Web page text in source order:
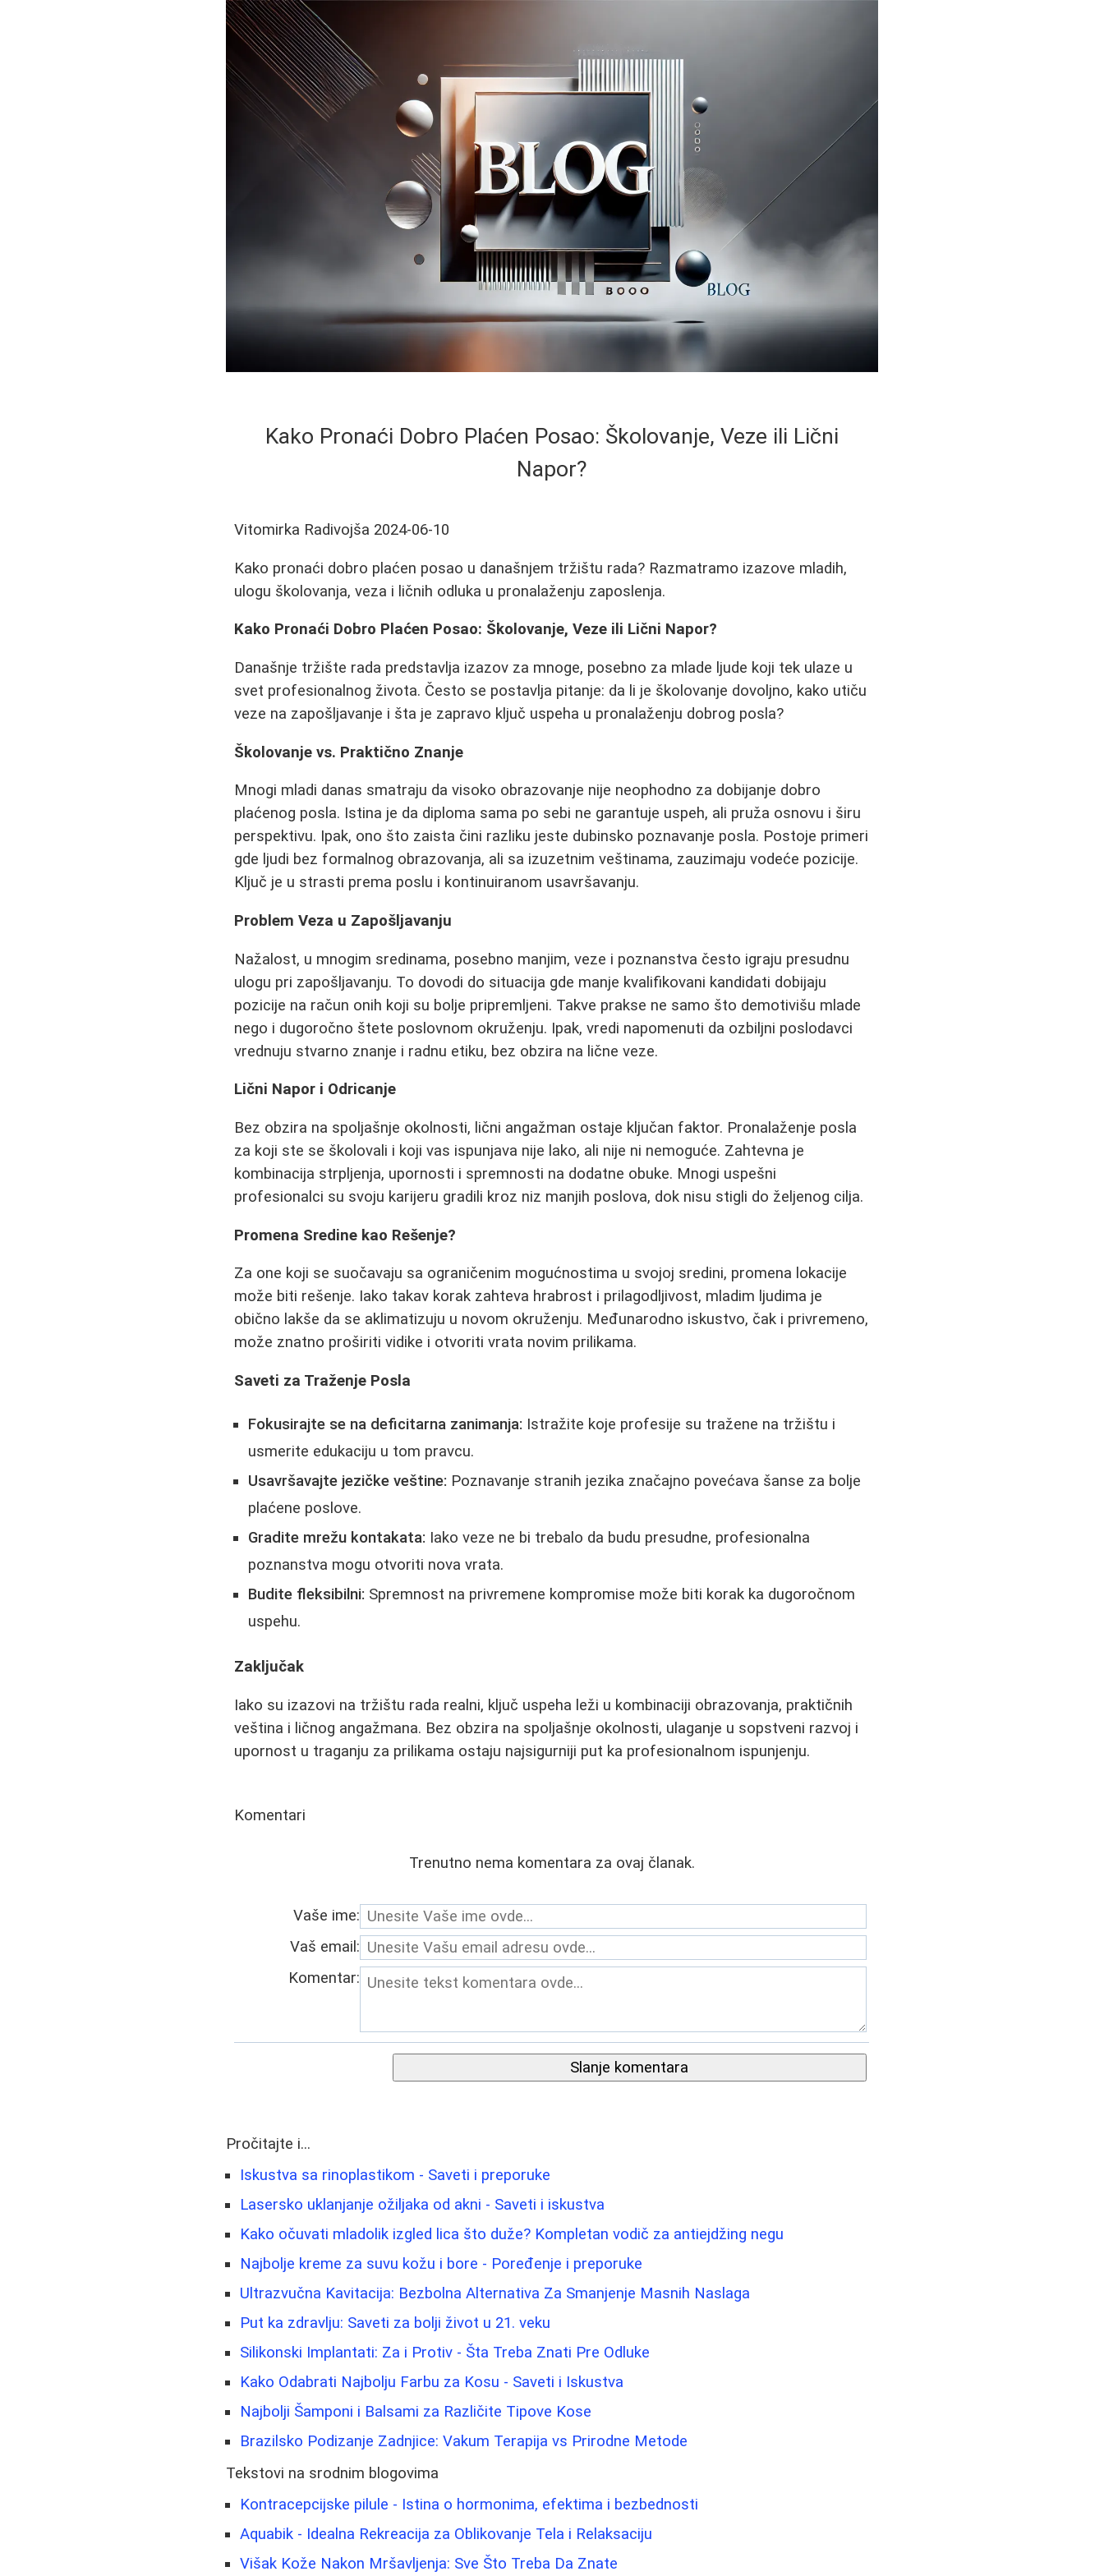
Kako Pronaći Dobro Plaćen Posao: Školovanje, Veze ili Lični
Napor?
Vitomirka Radivojša 2024-06-10
Kako pronaći dobro plaćen posao u današnjem tržištu rada? Razmatramo izazove mladih,
ulogu školovanja, veza i ličnih odluka u pronalaženju zaposlenja.
Kako Pronaći Dobro Plaćen Posao: Školovanje, Veze ili Lični Napor?
Današnje tržište rada predstavlja izazov za mnoge, posebno za mlade ljude koji tek ulaze u
svet profesionalnog života. Često se postavlja pitanje: da li je školovanje dovoljno, kako utiču
veze na zapošljavanje i šta je zapravo ključ uspeha u pronalaženju dobrog posla?
Školovanje vs. Praktično Znanje
Mnogi mladi danas smatraju da visoko obrazovanje nije neophodno za dobijanje dobro
plaćenog posla. Istina je da diploma sama po sebi ne garantuje uspeh, ali pruža osnovu i širu
perspektivu. Ipak, ono što zaista čini razliku jeste dubinsko poznavanje posla. Postoje primeri
gde ljudi bez formalnog obrazovanja, ali sa izuzetnim veštinama, zauzimaju vodeće pozicije.
Ključ je u strasti prema poslu i kontinuiranom usavršavanju.
Problem Veza u Zapošljavanju
Nažalost, u mnogim sredinama, posebno manjim, veze i poznanstva često igraju presudnu
ulogu pri zapošljavanju. To dovodi do situacija gde manje kvalifikovani kandidati dobijaju
pozicije na račun onih koji su bolje pripremljeni. Takve prakse ne samo što demotivišu mlade
nego i dugoročno štete poslovnom okruženju. Ipak, vredi napomenuti da ozbiljni poslodavci
vrednuju stvarno znanje i radnu etiku, bez obzira na lične veze.
Lični Napor i Odricanje
Bez obzira na spoljašnje okolnosti, lični angažman ostaje ključan faktor. Pronalaženje posla
za koji ste se školovali i koji vas ispunjava nije lako, ali nije ni nemoguće. Zahtevna je
kombinacija strpljenja, upornosti i spremnosti na dodatne obuke. Mnogi uspešni
profesionalci su svoju karijeru gradili kroz niz manjih poslova, dok nisu stigli do željenog cilja.
Promena Sredine kao Rešenje?
Za one koji se suočavaju sa ograničenim mogućnostima u svojoj sredini, promena lokacije
može biti rešenje. Iako takav korak zahteva hrabrost i prilagodljivost, mladim ljudima je
obično lakše da se aklimatizuju u novom okruženju. Međunarodno iskustvo, čak i privremeno,
može znatno proširiti vidike i otvoriti vrata novim prilikama.
Saveti za Traženje Posla
Fokusirajte se na deficitarna zanimanja: Istražite koje profesije su tražene na tržištu i
usmerite edukaciju u tom pravcu.
Usavršavajte jezičke veštine: Poznavanje stranih jezika značajno povećava šanse za bolje
plaćene poslove.
Gradite mrežu kontakata: Iako veze ne bi trebalo da budu presudne, profesionalna
poznanstva mogu otvoriti nova vrata.
Budite fleksibilni: Spremnost na privremene kompromise može biti korak ka dugoročnom
uspehu.
Zaključak
Iako su izazovi na tržištu rada realni, ključ uspeha leži u kombinaciji obrazovanja, praktičnih
veština i ličnog angažmana. Bez obzira na spoljašnje okolnosti, ulaganje u sopstveni razvoj i
upornost u traganju za prilikama ostaju najsigurniji put ka profesionalnom ispunjenju.
Komentari
Trenutno nema komentara za ovaj članak.
Vaše ime:
Vaš email:
Komentar:
Slanje komentara
Pročitajte i...
Iskustva sa rinoplastikom - Saveti i preporuke
Lasersko uklanjanje ožiljaka od akni - Saveti i iskustva
Kako očuvati mladolik izgled lica što duže? Kompletan vodič za antiejdžing negu
Najbolje kreme za suvu kožu i bore - Poređenje i preporuke
Ultrazvučna Kavitacija: Bezbolna Alternativa Za Smanjenje Masnih Naslaga
Put ka zdravlju: Saveti za bolji život u 21. veku
Silikonski Implantati: Za i Protiv - Šta Treba Znati Pre Odluke
Kako Odabrati Najbolju Farbu za Kosu - Saveti i Iskustva
Najbolji Šamponi i Balsami za Različite Tipove Kose
Brazilsko Podizanje Zadnjice: Vakum Terapija vs Prirodne Metode
Tekstovi na srodnim blogovima
Kontracepcijske pilule - Istina o hormonima, efektima i bezbednosti
Aquabik - Idealna Rekreacija za Oblikovanje Tela i Relaksaciju
Višak Kože Nakon Mršavljenja: Sve Što Treba Da Znate